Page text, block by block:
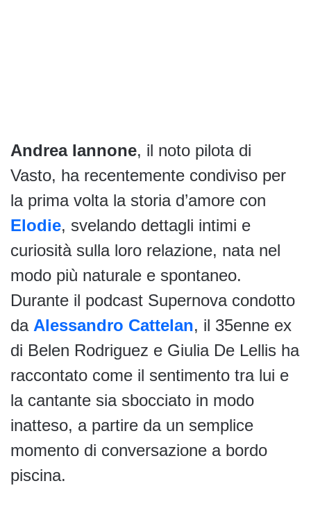
Andrea Iannone, il noto pilota di
Vasto, ha recentemente condiviso per
la prima volta la storia d’amore con
Elodie, svelando dettagli intimi e
curiosità sulla loro relazione, nata nel
modo più naturale e spontaneo.
Durante il podcast Supernova condotto
da Alessandro Cattelan, il 35enne ex
di Belen Rodriguez e Giulia De Lellis ha
raccontato come il sentimento tra lui e
la cantante sia sbocciato in modo
inatteso, a partire da un semplice
momento di conversazione a bordo
piscina.